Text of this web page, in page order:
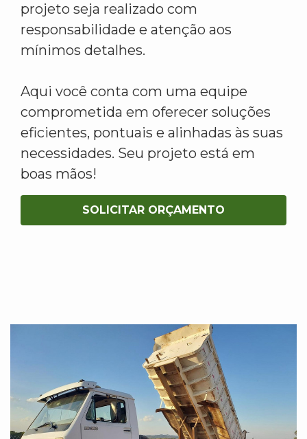
projeto seja realizado com
responsabilidade e atenção aos
mínimos detalhes.
Aqui você conta com uma equipe
comprometida em oferecer soluções
eficientes, pontuais e alinhadas às suas
necessidades. Seu projeto está em
boas mãos!
SOLICITAR ORÇAMENTO